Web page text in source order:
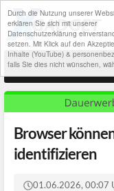
Durch die Nutzung unserer
erklären Sie sich mit unserer
Datenschutzerklärung
setzen. Mit Klick auf den
Inhalte (YouTube) &
falls Sie dies nicht wünschen,
Browser
identifizieren
01.06.2026, 00:07